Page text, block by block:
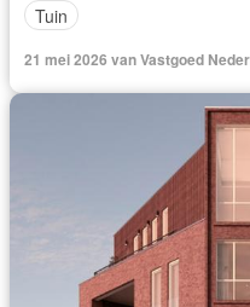
Tuin
21 mei 2026 van Vastgoed